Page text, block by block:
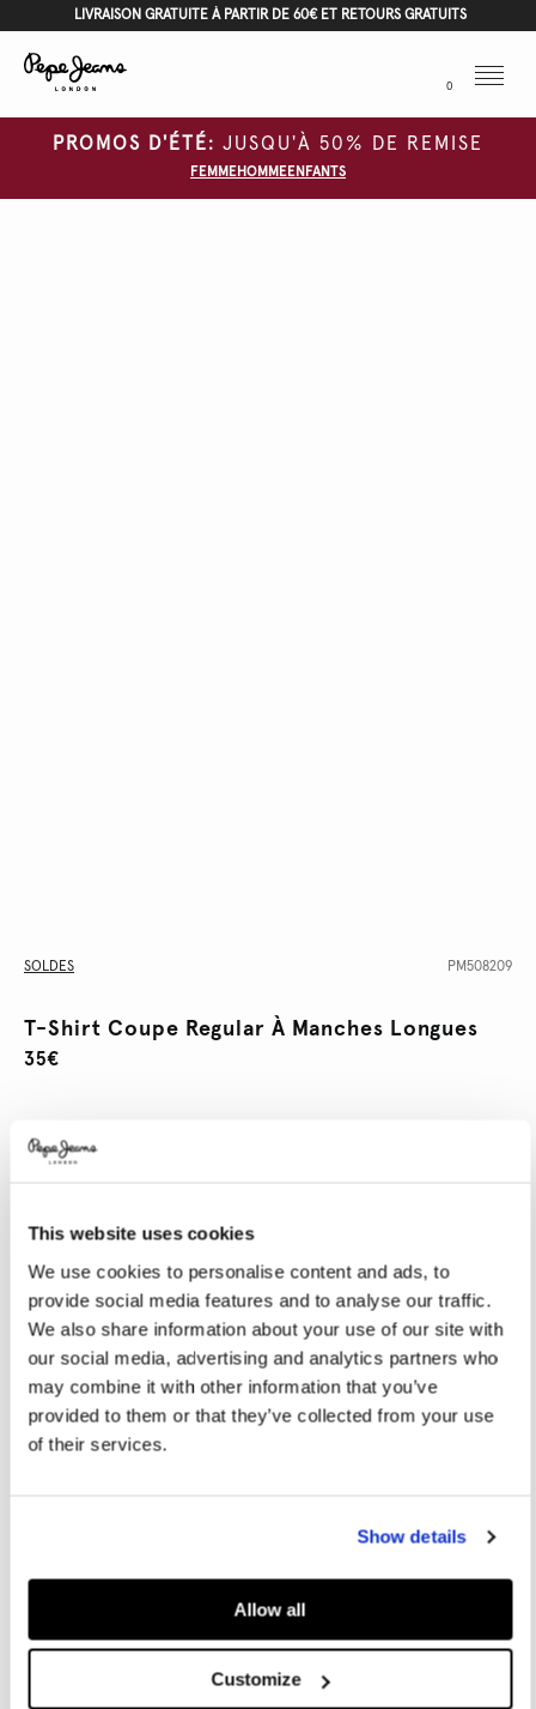
This website uses cookies
We use cookies to personalise content and ads, to
provide social media features and to analyse our traffic.
We also share information about your use of our site with
our social media, advertising and analytics partners who
may combine it with other information that you’ve
provided to them or that they’ve collected from your use
of their services.
Show details
Allow all
Customize
LIVRAISON GRATUITE À PARTIR DE 60€ ET RETOURS GRATUITS
0
Menu
PROMOS D'ÉTÉ: JUSQU'À 50% DE REMISE
FEMMEHOMMEENFANTS
SOLDES PM508209
T-Shirt Coupe Regular À Manches Longues
35€
COULEURS:
SÉLECTIONNEZ LA TAILLE:
XS M
XXL
Le mannequin porte: MTaille du mannequin: 1.87 m
Guide des tailles
Livraison en 3-4 jours ouvrables Livraison gratuite et délai de retours